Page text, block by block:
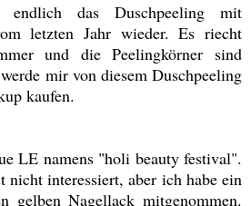
das Duschpeeling mit
letzten Jahr wieder. Es riecht
und die Peelingkörner sind
mir von diesem Duschpeeling
kaufen.
LE namens "holi beauty festival".
nicht interessiert, aber ich habe ein
gelben Nagellack mitgenommen.